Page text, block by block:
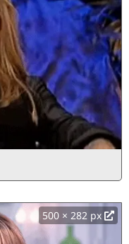
500 × 282 px